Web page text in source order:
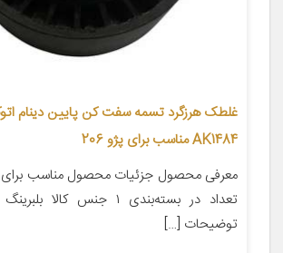
غلطک هرزگرد تسمه سفت کن پایین دینام
AK1484 مناسب برای پژو 206
تعداد در بسته‌بندی ۱ جنس
توضیحات […]